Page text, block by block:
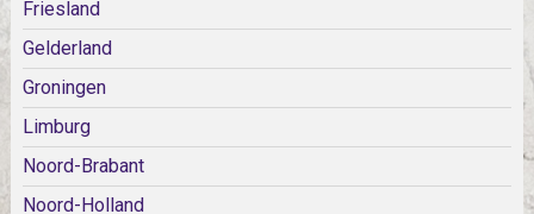
Friesland
Gelderland
Groningen
Limburg
Noord-Brabant
Noord-Holland